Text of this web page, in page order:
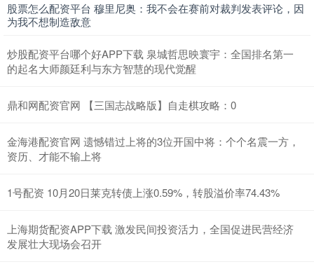
股票怎么配资平台 穆里尼奥：我不会在赛前对裁判发表评论，因
为我不想制造敌意
炒股配资平台哪个好APP下载 泉城哲思映寰宇：全国排名第一
的起名大师颜廷利与东方智慧的现代觉醒
鼎和网配资官网 【三国志战略版】自走棋攻略：0
金海港配资官网 遗憾错过上将的3位开国中将：个个名震一方，
资历、才能不输上将
1号配资 10月20日莱克转债上涨0.59%，转股溢价率74.43%
上海期货配资APP下载 激发民间投资活力，全国促进民营经济
发展壮大现场会召开